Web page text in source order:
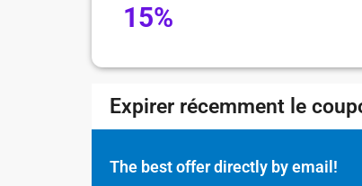
15%
Expirer récemment le
The best offer directly by email!